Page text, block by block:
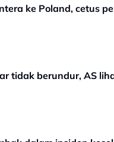
ke Poland, cetus
tidak berundur, AS